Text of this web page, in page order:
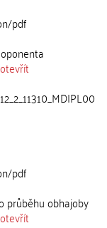
pdf
otevřít
pdf
průběhu obhajoby
otevřít